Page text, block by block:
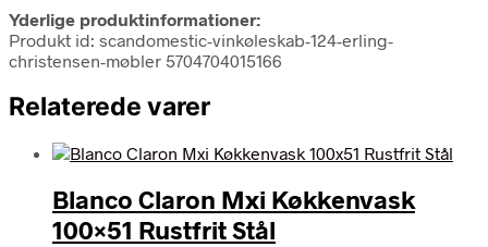
Yderlige produktinformationer:
Produkt id: scandomestic-vinkøleskab-124-erling-
christensen-møbler 5704704015166
Relaterede varer
Blanco Claron Mxi Køkkenvask
100×51 Rustfrit Stål